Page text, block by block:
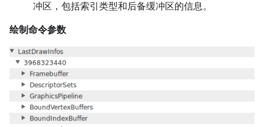
冲区，包括索引类型和后备缓冲区的信息。
绘制命令参数